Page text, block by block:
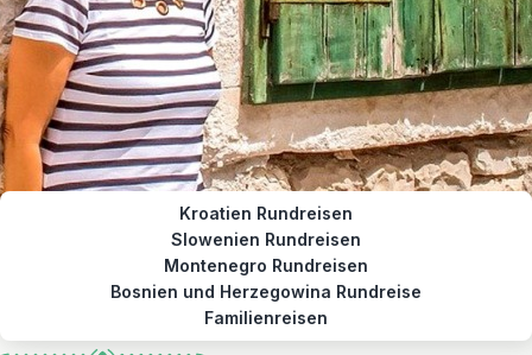
Kroatien Rundreisen
Slowenien Rundreisen
Montenegro Rundreisen
Bosnien und Herzegowina Rundreise
Familienreisen